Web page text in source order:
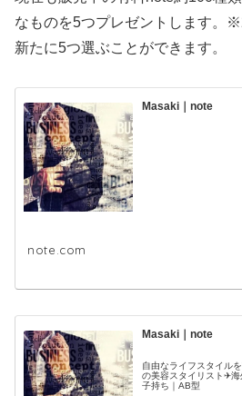
なものを5つプレゼントします。
新たに5つ選ぶことができます。
Masaki｜note
note.com
Masaki｜note
自由なライフスタイル
の美容スタイリスト✈
子持ち｜AB型